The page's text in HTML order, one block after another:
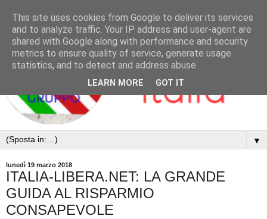
▼
lunedì 19 marzo 2018
ITALIA-LIBERA.NET: LA GRANDE
GUIDA AL RISPARMIO
CONSAPEVOLE
This site uses cookies from Google to deliver its services
and to analyze traffic. Your IP address and user-agent are
shared with Google along with performance and security
metrics to ensure quality of service, generate usage
statistics, and to detect and address abuse.
LEARN MORE GOT IT